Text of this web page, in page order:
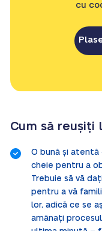
cu
Cum să reușiți
O bună și
cheie pentru a
Trebuie să vă
pentru a vă
lor, adică ce se
amânați